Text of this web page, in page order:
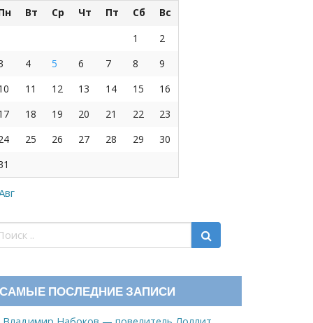
Вт Ср Чт Пт Сб
Вс
1
2
4 5 6 7 8
9
11 12 13 14 15
16
18 19 20 21 22
23
25 26 27 28 29
30
САМЫЕ ПОСЛЕДНИЕ ЗАПИСИ